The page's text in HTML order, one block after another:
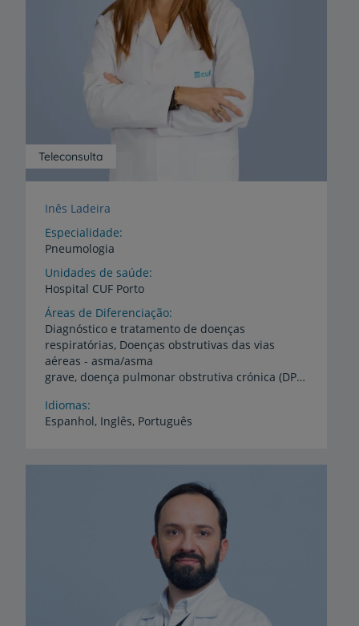
Teleconsulta
Inês Ladeira
Especialidade
Pneumologia
Unidades de saúde
Hospital CUF Porto
Áreas de Diferenciação
Diagnóstico e tratamento de doenças
respiratórias, Doenças obstrutivas das vias
aéreas - asma/asma
grave, doença pulmonar obstrutiva crónica (DPOC), Patologia do sono, Patologia respiratória infecciosa - tuberculose e micobactérias não tuberculosas, Infeções agudas, Avaliação funcional respiratória, Pneumologia geral e cessação tabágica
Idiomas
Espanhol, Inglês, Português